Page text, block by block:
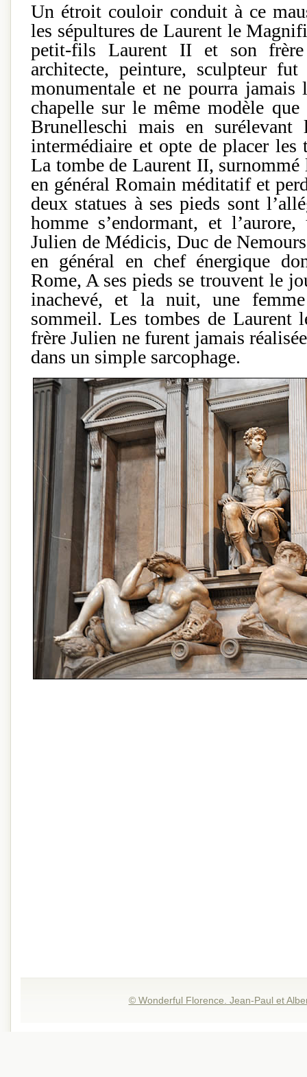
Un étroit couloir conduit à ce
les sépultures de Laurent le
petit-fils Laurent II et son
architecte, peinture, sculpteur
monumentale et ne pourra
chapelle sur le même modèle que
Brunelleschi mais en
intermédiaire et opte de placer les
La tombe de Laurent II, surnommé
en général Romain méditatif et
deux statues à ses pieds sont
homme s’endormant, et
Julien de Médicis, Duc de
en général en chef énergique
Rome, A ses pieds se trouvent le
inachevé, et la nuit, une
sommeil. Les tombes de Laurent
frère Julien ne furent jamais
dans un simple sarcophage.
© Wonderful Florence. Jean-Paul et